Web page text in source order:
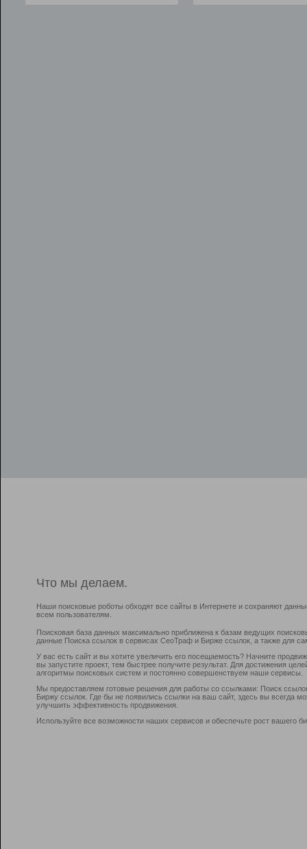
Что мы делаем.
Наши поисковые роботы обходят все сайты в Интернете и сохраняют
всем пользователям.
Поисковая база данных максимально приближена к базам ведущих
данные Поиска ссылок в сервисах СеоТраф и Бирже ссылок, а также для
У вас есть сайт и вы хотите увеличить его посещаемость? Начните
вы запустите проект, тем быстрее получите результат. Для достижения
алгоритмы поисковых систем и постоянно совершенствуем наши сервисы.
Мы предоставляем готовые решения для работы со ссылками: Поиск
Биржу ссылок. Где бы не появились ссылки на ваш сайт, здесь вы всегда
улучшить эффективность продвижения.
Используйте все возможности наших сервисов и обеспечьте рост вашего